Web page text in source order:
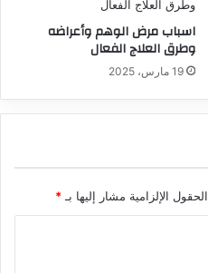
اسباب مرض الوهم وأعراضه
وطرق العلاج الفعال
19 مارس، 2025
الحقول الإلزامية مشار إليها بـ *